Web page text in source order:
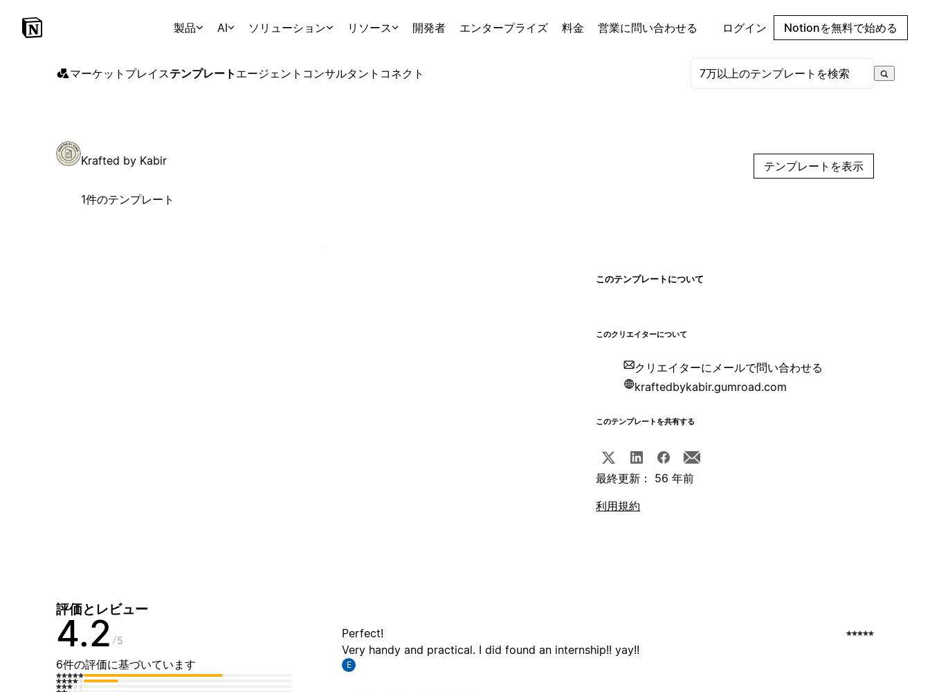
製品 AI ソリューション リソース 開発者 エンタープライズ 料金 営業に問い合わせる ログイン Notionを無料で始める
マーケットプレイステンプレート エージェント コンサルタント コネクト
Krafted by Kabir
1件のテンプレート
テンプレートを表示
このテンプレートについて
このクリエイターについて
クリエイターにメールで問い合わせる
kraftedbykabir.gumroad.com
このテンプレートを共有する
最終更新： 56 年前
利用規約
評価とレビュー
4.2 5
6件の評価に基づいています
Perfect!
Very handy and practical. I did found an internship!! yay!!
E